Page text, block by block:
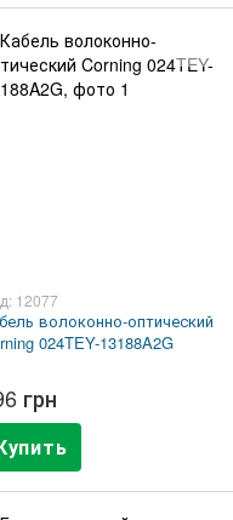
12077
волоконно-оптический
024TEY-13188A2G
грн